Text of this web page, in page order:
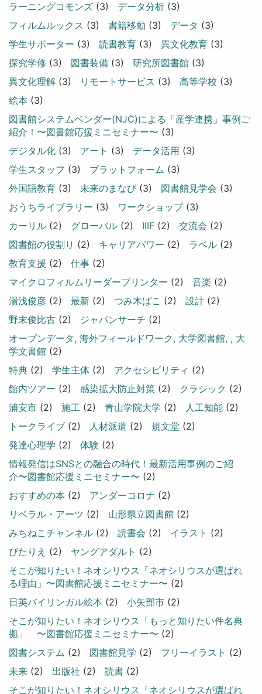
ラーニングコモンズ(3) データ分析(3)
フィルムルックス (3) 書籍移動 (3) データ (3)
学生サポーター (3) 読書教育(3) 異文化教育(3)
探究学修 (3) 図書装備(3) 研究所図書館(3)
異文化理解(3) リモートサービス (3) 高等学校 (3)
絵本(3)
図書館システムベンダー(NJC)による「産学連携」事例ご
紹介！〜図書館応援ミニセミナー〜 (3)
デジタル化(3) アート (3) データ活用 (3)
学生スタッフ (3) プラットフォーム (3)
外国語教育(3) 未来のまなび(3) 図書館見学会 (3)
おうちライブラリー (3) ワークショップ(3)
カーリル(2) グローバル(2) IIIF(2) 交流会 (2)
図書館の役割り (2) キャリアパワー (2) ラベル(2)
教育支援 (2) 仕事(2)
マイクロフィルムリーダープリンター (2) 音楽 (2)
湯浅俊彦(2) 最新(2) つみ木ばこ (2) 設計(2)
野末俊比古(2) ジャパンサーチ (2)
オープンデータ, 海外フィールドワーク, 大学図書館, , 大
学文書館(2)
特典(2) 学生主体(2) アクセシビリティ (2)
館内ツアー (2) 感染拡大防止対策(2) クラシック (2)
浦安市(2) 施工(2) 青山学院大学 (2) 人工知能(2)
トークライブ(2) 人材派遣 (2) 規文堂 (2)
発達心理学 (2) 体験 (2)
情報発信はSNSとの融合の時代！最新活用事例のご紹
介〜図書館応援ミニセミナー〜 (2)
おすすめの本(2) アンダーコロナ (2)
リベラル・アーツ (2) 山形県立図書館(2)
みちねこチャンネル(2) 読書会 (2) イラスト (2)
ぴたりえ (2) ヤングアダルト (2)
そこが知りたい！ネオシリウス「ネオシリウスが選ばれ
る理由」〜図書館応援ミニセミナー〜 (2)
日英バイリンガル絵本(2) 小矢部市(2)
そこが知りたい！ネオシリウス「もっと知りたい件名典
拠」 〜図書館応援ミニセミナー〜 (2)
図書システム (2) 図書館見学 (2) フリーイラスト (2)
未来(2) 出版社 (2) 読書(2)
そこが知りたい！ネオシリウス「ネオシリウスが選ばれ